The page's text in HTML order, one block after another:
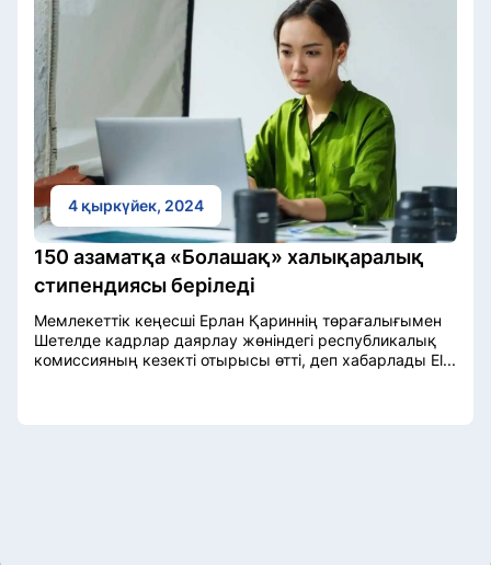
4 қыркүйек, 2024
150 азаматқа «Болашақ» халықаралық
стипендиясы беріледі
Мемлекеттік кеңесші Ерлан Қариннің төрағалығымен
Шетелде кадрлар даярлау жөніндегі республикалық
комиссияның кезекті отырысы өтті, деп хабарлады El...